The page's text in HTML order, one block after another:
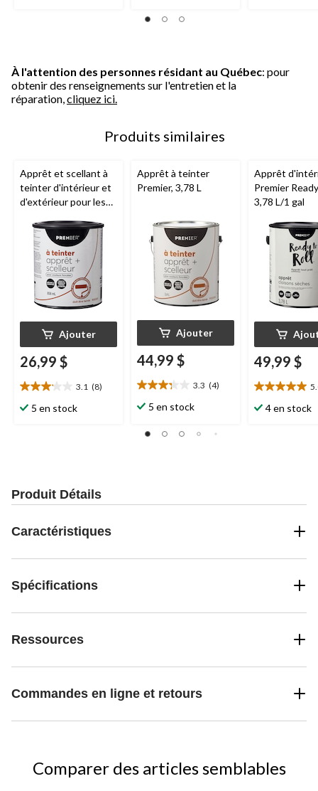
5.
À l'attention des personnes résidant au Québec: pour
obtenir des renseignements sur l'entretien et la
réparation, cliquez ici.
Produits similaires
Apprêt et scellant à
teinter d'intérieur et
d'extérieur pour les
Premier
Ajouter
26,99 $
3.1 (8)
3.1
étoile(s)
5 en stock
Apprêt à teinter
Premier, 3,78 L
Ajouter
44,99 $
3.3 (4)
3.3
étoile(s)
5.
5 en stock
Apprêt
Premier
3,78 L/1 gal
49,99 $
5.0
étoile(s)
4 en stock
Produit Détails
Caractéristiques
Spécifications
Ressources
Commandes en ligne et retours
Comparer des articles semblables